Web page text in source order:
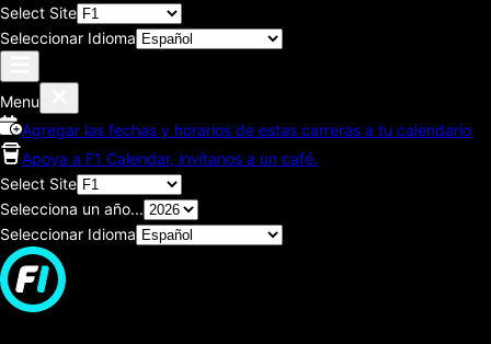
Select Site
Seleccionar Idioma
Menu
Agregar las fechas y horarios de estas carreras a tu calendario
Apoya a F1 Calendar, invítanos a un café.
Select Site
Selecciona un año...
Seleccionar Idioma